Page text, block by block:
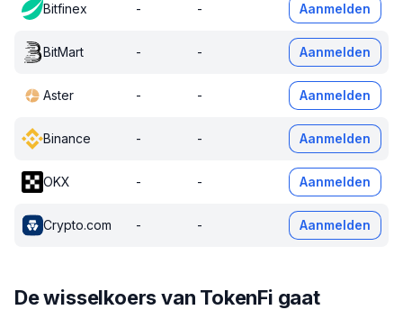
Bitfinex - - Aanmelden
BitMart - - Aanmelden
Aster - - Aanmelden
Binance - - Aanmelden
OKX - - Aanmelden
Crypto.com - - Aanmelden
De wisselkoers van TokenFi gaat